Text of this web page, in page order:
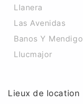
Llanera
Las Avenidas
Banos Y Mendigo
Llucmajor
Lieux de location